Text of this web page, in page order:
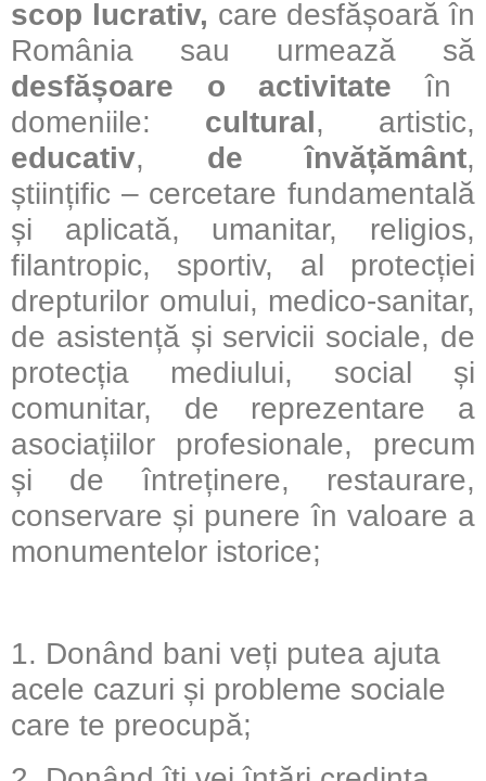
scop lucrativ, care desfășoară în
România sau urmează să
desfășoare o activitate în
domeniile: cultural, artistic,
educativ, de învățământ,
științific – cercetare fundamentală
și aplicată, umanitar, religios,
filantropic, sportiv, al protecției
drepturilor omului, medico-sanitar,
de asistență și servicii sociale, de
protecția mediului, social și
comunitar, de reprezentare a
asociațiilor profesionale, precum
și de întreținere, restaurare,
conservare și punere în valoare a
monumentelor istorice;
1. Donând bani veți putea ajuta
acele cazuri și probleme sociale
care te preocupă;